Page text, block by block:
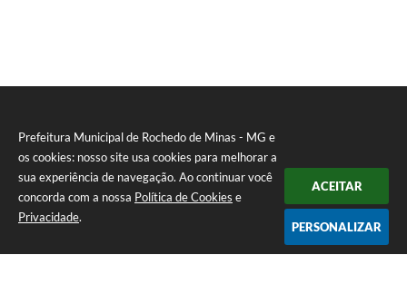
Prefeitura Municipal de Rochedo de Minas - MG e
os cookies: nosso site usa cookies para melhorar a
sua experiência de navegação. Ao continuar você
concorda com a nossa Política de Cookies e
Privacidade.
ACEITAR
PERSONALIZAR